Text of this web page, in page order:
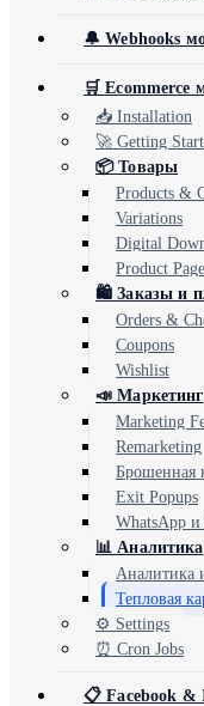
🔔 Webhooks
🛒 Ecommerce
📥 Installation
🚀 Getting
📦 Товары
Products &
Variations
Digital
Product
🛍️ Заказы и
Orders &
Coupons
Wishlist
📣 Маркетинг
Marketing
Remarketing
Брошенная
Exit Popups
WhatsApp и
📊 Аналитика
Аналитика
Тепловая
⚙️ Settings
⏰ Cron Jobs
📋 Facebook &